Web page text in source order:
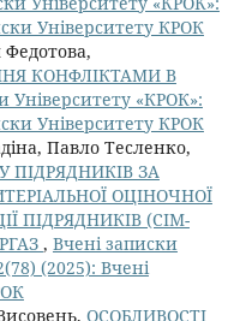
Університету КРОК
КОНФЛІКТАМИ В
Університету «КРОК»:
Університету КРОК
Павло Тесленко,
ПІДРЯДНИКІВ ЗА
ОЦІНОЧНОЇ
ПІДРЯДНИКІВ (CIM-
, Вчені записки
(2025): Вчені
ОСОБЛИВОСТІ